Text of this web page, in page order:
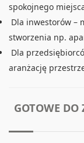
spokojnego
Dla inwestorów –
stworzenia np.
Dla
aranżację
GOTOWE DO